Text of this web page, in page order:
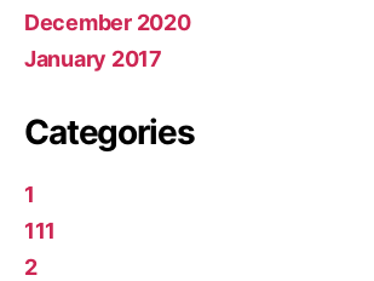
December 2020
January 2017
Categories
1
111
2